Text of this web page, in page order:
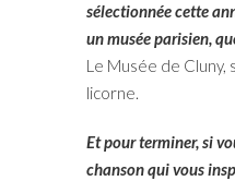
sélectionnée cette
un musée parisien,
Le Musée de Cluny,
licorne.
Et pour terminer, si
chanson qui vous